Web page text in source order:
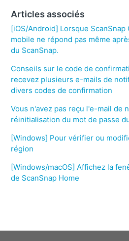
Articles associés
[iOS/Android] Lorsque
mobile ne répond pas même
du ScanSnap.
Conseils sur le code de
recevez plusieurs e-mails de
divers codes de confirmation
Vous n'avez pas reçu l'e-mail de
réinitialisation du mot de passe
[Windows] Pour vérifier ou
région
[Windows/macOS] Affichez la
de ScanSnap Home